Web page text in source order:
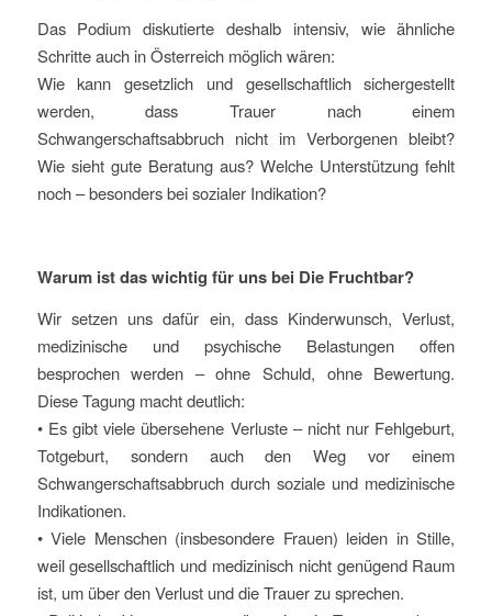
Das Podium diskutierte deshalb intensiv, wie ähnliche
Schritte auch in Österreich möglich wären:
Wie kann gesetzlich und gesellschaftlich sichergestellt
werden, dass Trauer nach einem
Schwangerschaftsabbruch nicht im Verborgenen bleibt?
Wie sieht gute Beratung aus? Welche Unterstützung fehlt
noch – besonders bei sozialer Indikation?
Warum ist das wichtig für uns bei Die Fruchtbar?
Wir setzen uns dafür ein, dass Kinderwunsch, Verlust,
medizinische und psychische Belastungen offen
besprochen werden – ohne Schuld, ohne Bewertung.
Diese Tagung macht deutlich:
• Es gibt viele übersehene Verluste – nicht nur Fehlgeburt,
Totgeburt, sondern auch den Weg vor einem
Schwangerschaftsabbruch durch soziale und medizinische
Indikationen.
• Viele Menschen (insbesondere Frauen) leiden in Stille,
weil gesellschaftlich und medizinisch nicht genügend Raum
ist, um über den Verlust und die Trauer zu sprechen.